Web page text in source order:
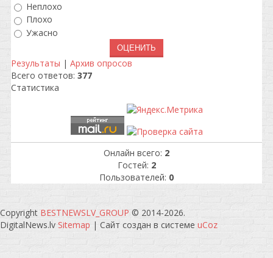
Неплохо
Плохо
Ужасно
Результаты | Архив опросов
Всего ответов: 377
Статистика
Онлайн всего: 2
Гостей: 2
Пользователей: 0
Copyright BESTNEWSLV_GROUP © 2014-2026.
DigitalNews.lv Sitemap | Сайт создан в системе uCoz